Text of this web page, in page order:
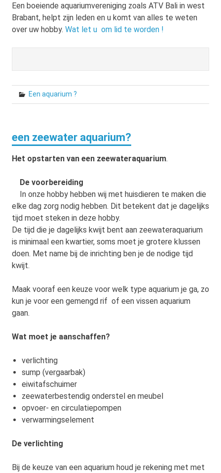
Een boeiende aquariumvereniging zoals ATV Bali in west
Brabant, helpt zijn leden en u komt van alles te weten
over uw hobby. Wat let u om lid te worden !
Een aquarium ?
een zeewater aquarium?
Het opstarten van een zeewateraquarium.
De voorbereiding
In onze hobby hebben wij met huisdieren te maken die
elke dag zorg nodig hebben. Dit betekent dat je dagelijks
tijd moet steken in deze hobby.
De tijd die je dagelijks kwijt bent aan zeewateraquarium
is minimaal een kwartier, soms moet je grotere klussen
doen. Met name bij de inrichting ben je de nodige tijd
kwijt.
Maak vooraf een keuze voor welk type aquarium je ga, zo
kun je voor een gemengd rif of een vissen aquarium
gaan.
Wat moet je aanschaffen?
verlichting
sump (vergaarbak)
eiwitafschuimer
zeewaterbestendig onderstel en meubel
opvoer- en circulatiepompen
verwarmingselement
De verlichting
Bij de keuze van een aquarium houd je rekening met met